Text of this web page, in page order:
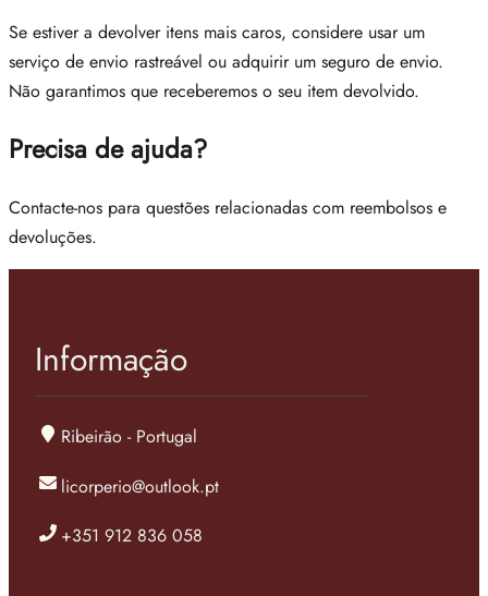
Se estiver a devolver itens mais caros, considere usar um
serviço de envio rastreável ou adquirir um seguro de envio.
Não garantimos que receberemos o seu item devolvido.
Precisa de ajuda?
Contacte-nos para questões relacionadas com reembolsos e
devoluções.
Informação
Ribeirão - Portugal
licorperio@outlook.pt
+351 912 836 058